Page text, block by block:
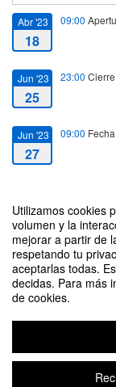
Utilizamos cookies
volumen y la
mejorar a partir de
respetando tu
aceptarlas todas.
decidas. Para más
de cookies.
Abr '23
18
09:00
Jun '23
25
23:00
Jun '23
27
09:00
28
CV-1 Seminario de
Contacto